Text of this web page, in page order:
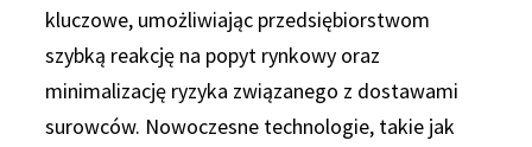
kluczowe, umożliwiając przedsiębiorstwom
szybką reakcję na popyt rynkowy oraz
minimalizację ryzyka związanego z dostawami
surowców. Nowoczesne technologie, takie jak